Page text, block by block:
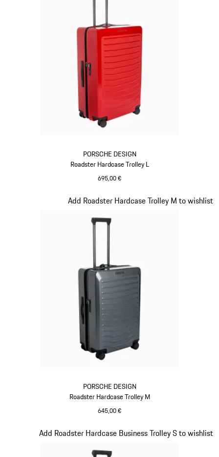
PORSCHE DESIGN
Roadster Hardcase Trolley L
695,00 €
PORSCHE DESIGN
Roadster Hardcase Trolley M
645,00 €
Add Roadster Hardcase Trolley M to wishlist
Diapositive 9 sur 20
Add Roadster Hardcase Business Trolley S to wishlist
Diapositive 10 sur 20